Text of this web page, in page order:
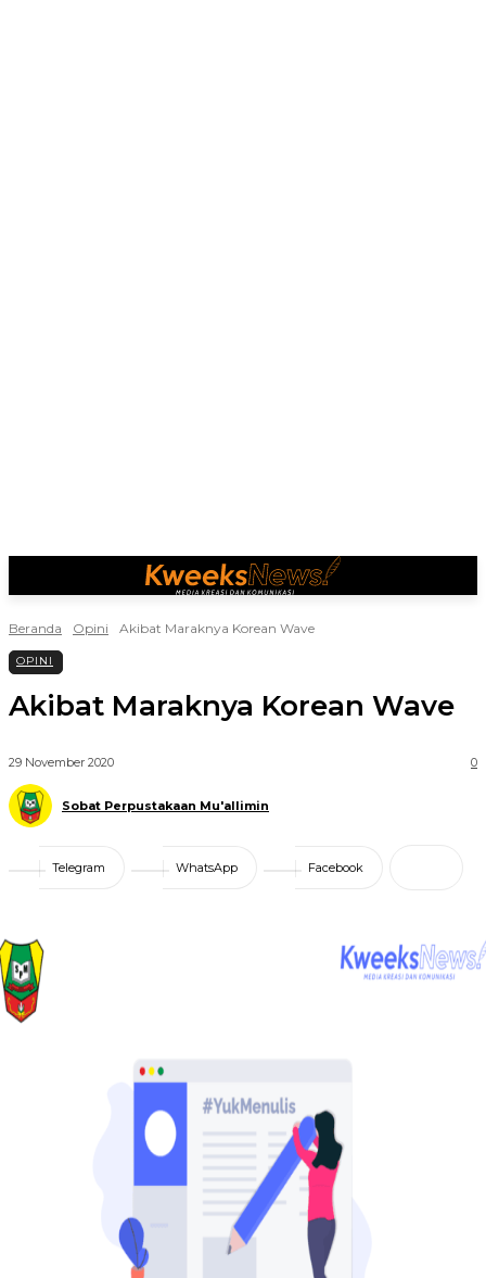
Beranda Opini Akibat Maraknya Korean Wave
OPINI
Akibat Maraknya Korean Wave
0
29 November 2020
Sobat Perpustakaan Mu'allimin
Telegram WhatsApp Facebook